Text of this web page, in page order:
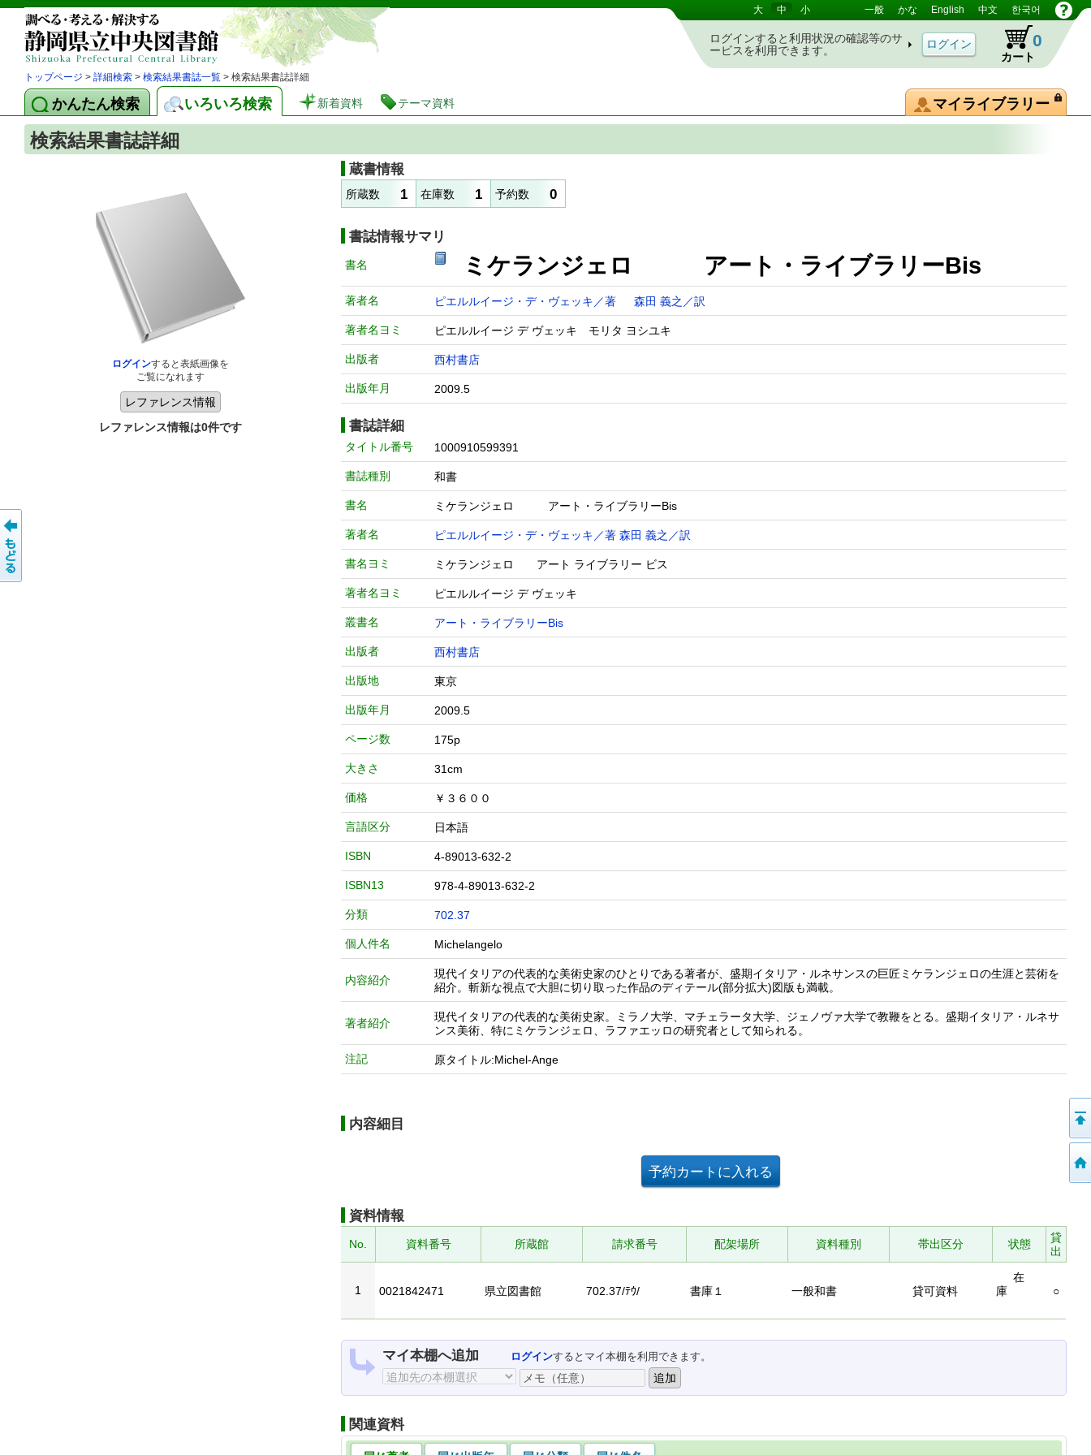
静岡県立図書館 蔵書検索・予約システム 大 中 小 一般 かな English 中文 한국어
ログインすると利用状況の確認等のサ
ービスを利用できます。
カート
0
トップページ > 詳細検索 > 検索結果書誌一覧 > 検索結果書誌詳細
かんたん検索 いろいろ検索 新着資料 テーマ資料 マイライブラリー
検索結果書誌詳細
ログインすると表紙画像を
ご覧になれます
レファレンス情報は0件です
蔵書情報
所蔵数 1 在庫数 1 予約数 0
書誌情報サマリ
書名 ミケランジェロ アート・ライブラリーBis
著者名 ピエルルイージ・デ・ヴェッキ／著 森田 義之／訳
著者名ヨミ ピエルルイージ デ ヴェッキ モリタ ヨシユキ
出版者 西村書店
出版年月 2009.5
書誌詳細
タイトル番号 1000910599391
書誌種別 和書
書名 ミケランジェロ アート・ライブラリーBis
著者名 ピエルルイージ・デ・ヴェッキ／著 森田 義之／訳
書名ヨミ ミケランジェロ アート ライブラリー ビス
著者名ヨミ ピエルルイージ デ ヴェッキ
叢書名 アート・ライブラリーBis
出版者 西村書店
出版地 東京
出版年月 2009.5
ページ数 175p
大きさ 31cm
価格 ￥３６００
言語区分 日本語
ISBN 4-89013-632-2
ISBN13 978-4-89013-632-2
分類 702.37
個人件名 Michelangelo
内容紹介
現代イタリアの代表的な美術史家のひとりである著者が、盛期イタリア・ルネサンスの巨匠ミケランジェロの生涯と芸術を
紹介。斬新な視点で大胆に切り取った作品のディテール(部分拡大)図版も満載。
著者紹介
現代イタリアの代表的な美術史家。ミラノ大学、マチェラータ大学、ジェノヴァ大学で教鞭をとる。盛期イタリア・ルネサ
ンス美術、特にミケランジェロ、ラファエッロの研究者として知られる。
注記 原タイトル:Michel‐Ange
内容細目
資料情報
No. 資料番号 所蔵館 請求番号 配架場所 資料種別 帯出区分 状態
貸
出
1 0021842471 県立図書館 702.37/ﾃｳ/ 書庫１ 一般和書 貸可資料
在
庫
○
マイ本棚へ追加 ログインするとマイ本棚を利用できます。
関連資料